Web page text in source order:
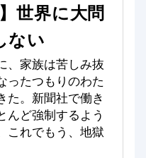
世界に大問
ない
、家族は苦しみ抜
ったつもりのわた
た。新聞社で働き
んど強制するよう
これでもう、地獄